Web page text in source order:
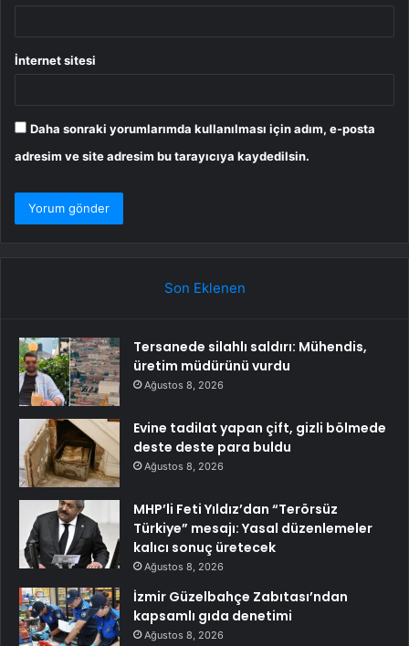
İnternet sitesi
Daha sonraki yorumlarımda kullanılması için adım, e-posta
adresim ve site adresim bu tarayıcıya kaydedilsin.
Son Eklenen
Tersanede silahlı saldırı: Mühendis,
üretim müdürünü vurdu
Ağustos 8, 2026
Evine tadilat yapan çift, gizli bölmede
deste deste para buldu
Ağustos 8, 2026
MHP’li Feti Yıldız’dan “Terörsüz
Türkiye” mesajı: Yasal düzenlemeler
kalıcı sonuç üretecek
Ağustos 8, 2026
İzmir Güzelbahçe Zabıtası’ndan
kapsamlı gıda denetimi
Ağustos 8, 2026